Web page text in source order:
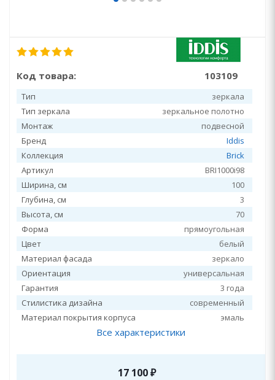
Код товара: 103109
Тип
зеркала
Тип зеркала
зеркальное полотно
Монтаж
подвесной
Бренд
Iddis
Коллекция
Brick
Артикул
BRI1000i98
Ширина, см
100
Глубина, см
3
Высота, см
70
Форма
прямоугольная
Цвет
белый
Материал фасада
зеркало
Ориентация
универсальная
Гарантия
3 года
Стилистика дизайна
современный
Материал покрытия корпуса
эмаль
Все характеристики
17 100₽